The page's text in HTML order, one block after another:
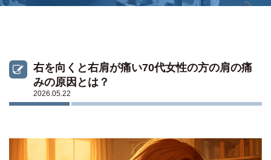
右を向くと右肩が痛い70代女性の方の肩の痛
みの原因とは？
2026.05.22